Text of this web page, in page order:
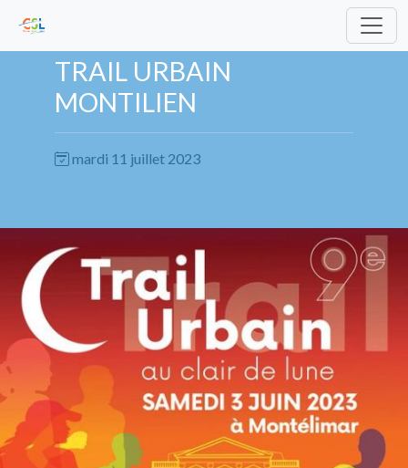
TRAIL URBAIN
MONTILIEN
mardi 11 juillet 2023